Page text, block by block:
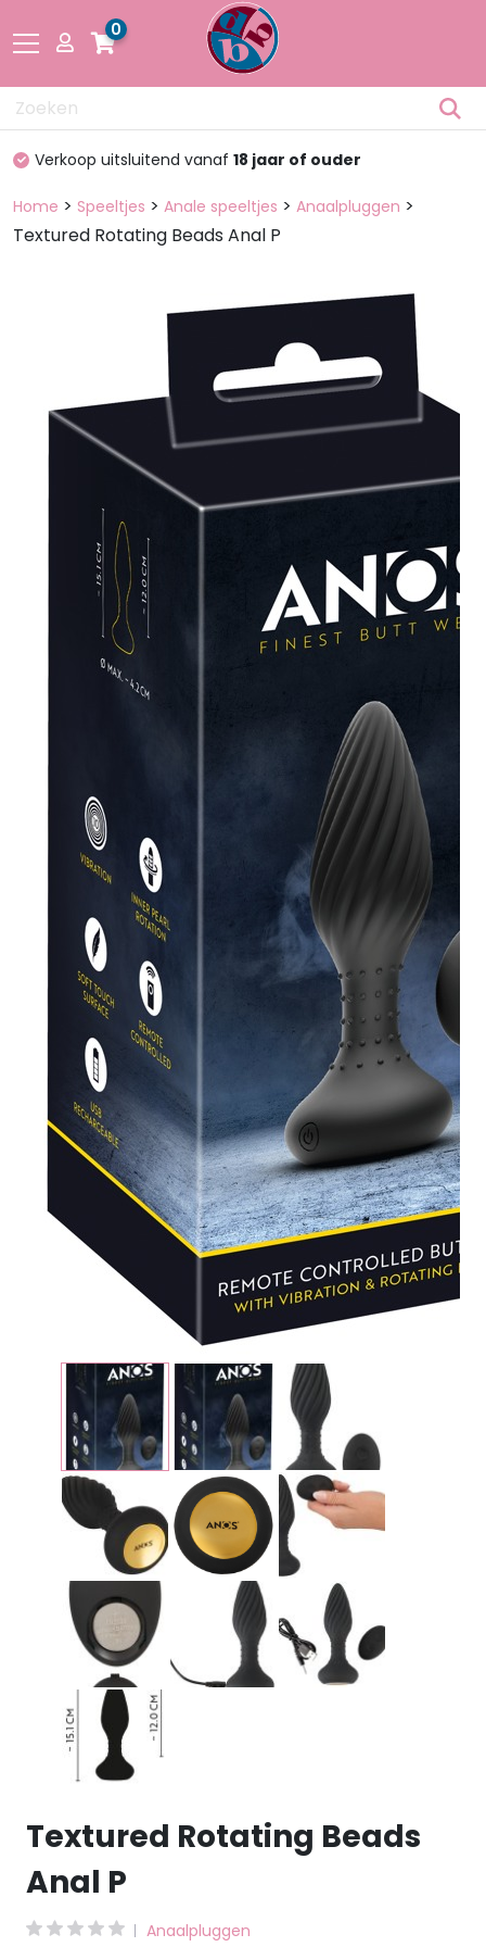
Drogisterij
Speeltjes
0
100%discreet verpakt
Home > Speeltjes > Anale speeltjes > Anaalpluggen >
Textured Rotating Beads Anal P
Textured Rotating Beads
Anal P
Anaalpluggen